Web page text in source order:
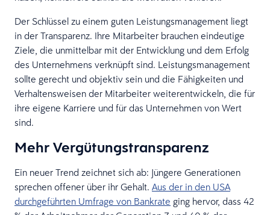
Der Schlüssel zu einem guten Leistungsmanagement liegt
in der Transparenz. Ihre Mitarbeiter brauchen eindeutige
Ziele, die unmittelbar mit der Entwicklung und dem Erfolg
des Unternehmens verknüpft sind. Leistungsmanagement
sollte gerecht und objektiv sein und die Fähigkeiten und
Verhaltensweisen der Mitarbeiter weiterentwickeln, die für
ihre eigene Karriere und für das Unternehmen von Wert
sind.
Mehr Vergütungstransparenz
Ein neuer Trend zeichnet sich ab: Jüngere Generationen
sprechen offener über ihr Gehalt. Aus der in den USA
durchgeführten Umfrage von Bankrate ging hervor, dass 42